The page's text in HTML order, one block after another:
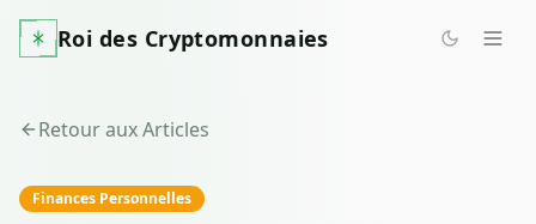
Roi des Cryptomonnaies
Retour aux Articles
Finances Personnelles